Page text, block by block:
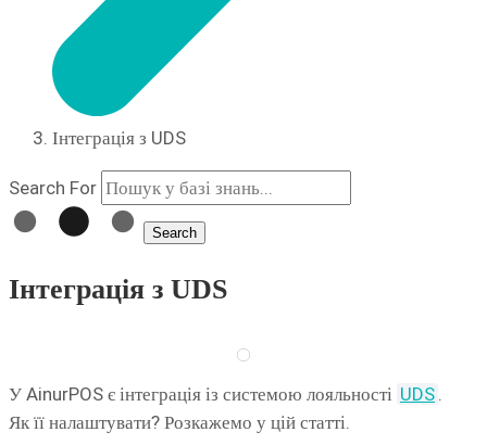
Інтеграція з UDS
Search For
Search
Інтеграція з UDS
У AinurPOS є інтеграція із системою лояльності UDS .
Як її налаштувати? Розкажемо у цій статті.